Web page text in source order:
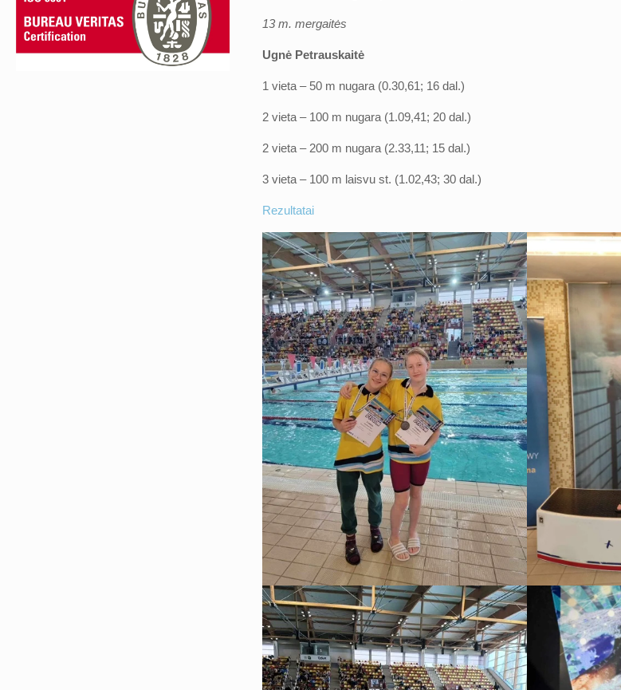
13 m. mergaitės
Ugnė Petrauskaitė
1 vieta – 50 m nugara (0.30,61; 16 dal.)
2 vieta – 100 m nugara (1.09,41; 20 dal.)
2 vieta – 200 m nugara (2.33,11; 15 dal.)
3 vieta – 100 m laisvu st. (1.02,43; 30 dal.)
Rezultatai